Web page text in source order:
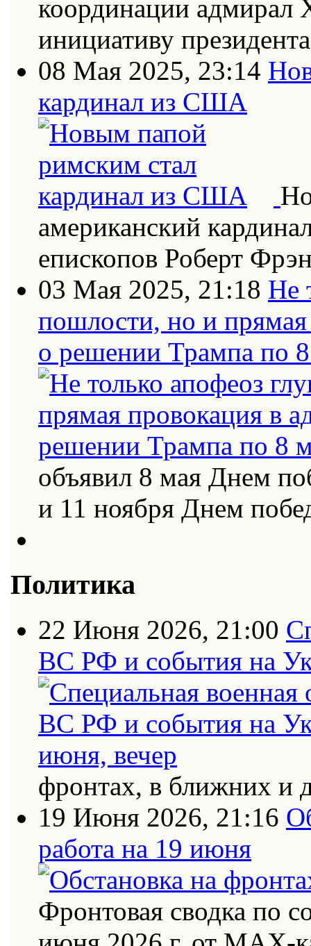
координации адмирал
инициативу
08 Мая 2025, 23:14
кардинал из США
американский
епископов Роберт
03 Мая 2025, 21:18 Не
пошлости, но и
о решении Трампа по
объявил 8 мая Днем
и 11 ноября Днем
Политика
22 Июня 2026, 21:00
ВС РФ и события на
фронтах, в ближних и
19 Июня 2026, 21:16
работа на 19 июня
Фронтовая сводка по